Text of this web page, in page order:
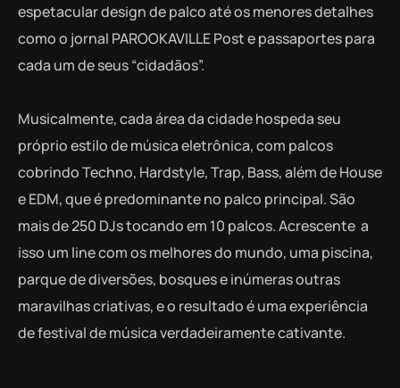
espetacular design de palco até os menores detalhes
como o jornal PAROOKAVILLE Post e passaportes para
cada um de seus “cidadãos”.
Musicalmente, cada área da cidade hospeda seu
próprio estilo de música eletrônica, com palcos
cobrindo Techno, Hardstyle, Trap, Bass, além de House
e EDM, que é predominante no palco principal. São
mais de 250 DJs tocando em 10 palcos. Acrescente a
isso um line com os melhores do mundo, uma piscina,
parque de diversões, bosques e inúmeras outras
maravilhas criativas, e o resultado é uma experiência
de festival de música verdadeiramente cativante.